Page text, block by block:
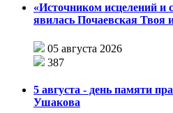
«Источником исцелений и
явилась Почаевская Твоя
05 августа 2026
387
5 августа - день памяти
Ушакова